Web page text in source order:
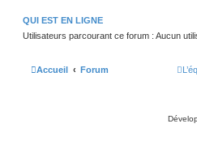
QUI EST EN LIGNE
Utilisateurs parcourant ce forum : Aucun
Accueil Forum